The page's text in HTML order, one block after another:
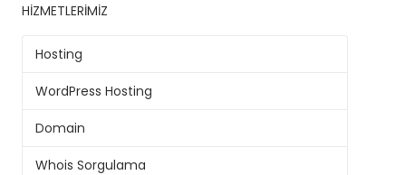
HIZMETLERIMIZ
Hosting
WordPress Hosting
Domain
Whois Sorgulama